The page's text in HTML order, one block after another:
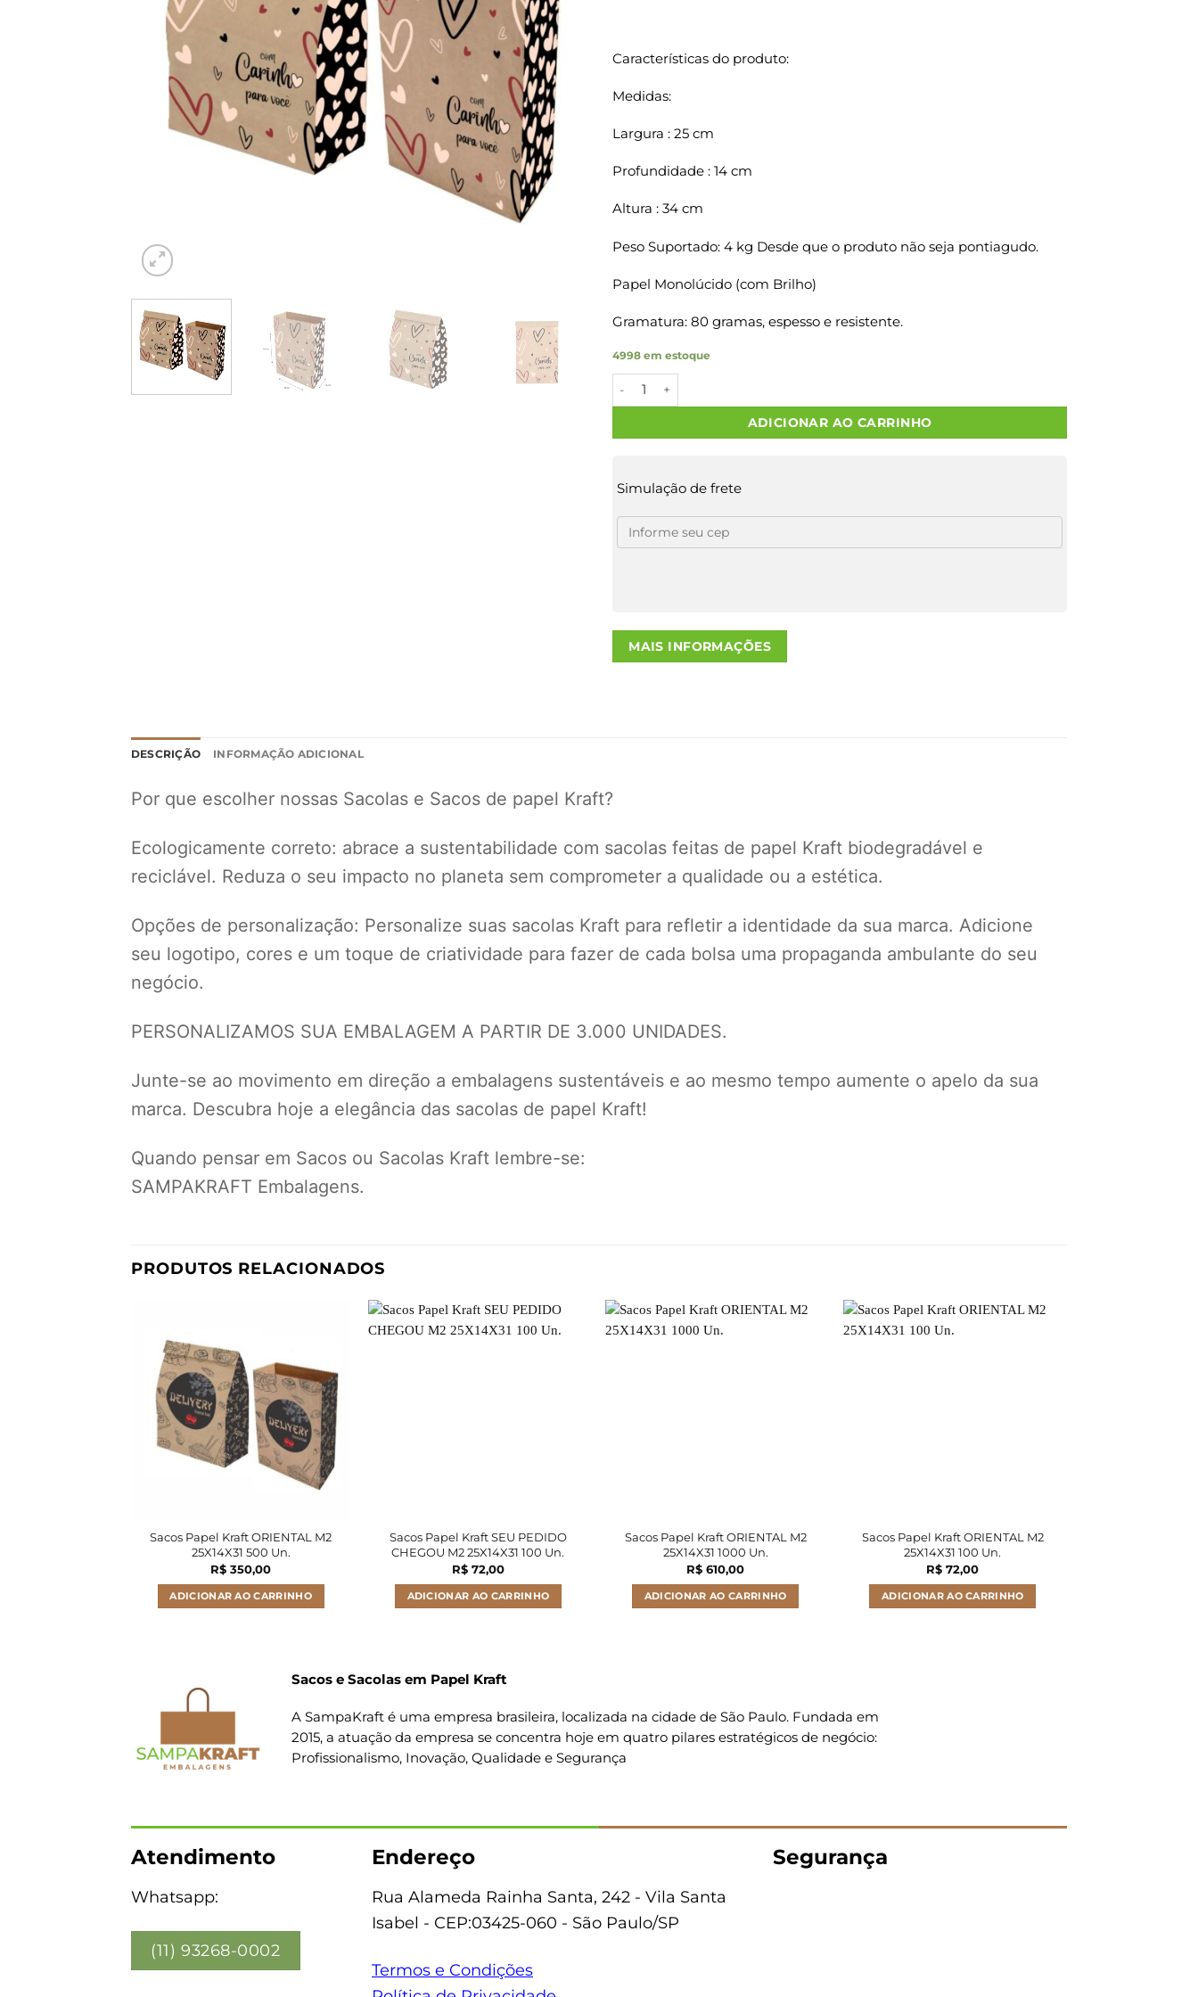
Características do produto:
Medidas:
Largura : 25 cm
Profundidade : 14 cm
Altura : 34 cm
Peso Suportado: 4 kg Desde que o produto não seja pontiagudo.
Papel Monolúcido (com Brilho)
Gramatura: 80 gramas, espesso e resistente.
4998 em estoque
Sacos Papel Kraft COM CARINHO P/R M2 25X14X34 1000 Un. quantidade
ADICIONAR AO CARRINHO
Simulação de frete
MAIS INFORMAÇÕES
DESCRIÇÃO INFORMAÇÃO ADICIONAL
Por que escolher nossas Sacolas e Sacos de papel Kraft?
Ecologicamente correto: abrace a sustentabilidade com sacolas feitas de papel Kraft biodegradável e
reciclável. Reduza o seu impacto no planeta sem comprometer a qualidade ou a estética.
Opções de personalização: Personalize suas sacolas Kraft para refletir a identidade da sua marca. Adicione
seu logotipo, cores e um toque de criatividade para fazer de cada bolsa uma propaganda ambulante do seu
negócio.
PERSONALIZAMOS SUA EMBALAGEM A PARTIR DE 3.000 UNIDADES.
Junte-se ao movimento em direção a embalagens sustentáveis e ao mesmo tempo aumente o apelo da sua
marca. Descubra hoje a elegância das sacolas de papel Kraft!
Quando pensar em Sacos ou Sacolas Kraft lembre-se:
SAMPAKRAFT Embalagens.
PRODUTOS RELACIONADOS
Sacos Papel Kraft ORIENTAL M2
25X14X31 500 Un.
R$ 350,00
ADICIONAR AO CARRINHO
Sacos Papel Kraft SEU PEDIDO
CHEGOU M2 25X14X31 100 Un.
R$72,00
ADICIONAR AO CARRINHO
Sacos Papel Kraft ORIENTAL M2
25X14X31 1000 Un.
R$ 610,00
ADICIONAR AO CARRINHO
Sacos Papel Kraft ORIENTAL M2
25X14X31 100 Un.
R$ 72,00
ADICIONAR AO CARRINHO
Sacos e Sacolas em Papel Kraft
A SampaKraft é uma empresa brasileira, localizada na cidade de São Paulo. Fundada em
2015, a atuação da empresa se concentra hoje em quatro pilares estratégicos de negócio:
Profissionalismo, Inovação, Qualidade e Segurança
Atendimento
Whatsapp:
(11) 93268-0002
Endereço
Rua Alameda Rainha Santa, 242 - Vila Santa
Isabel - CEP:03425-060 - São Paulo/SP
Termos e Condições
Segurança